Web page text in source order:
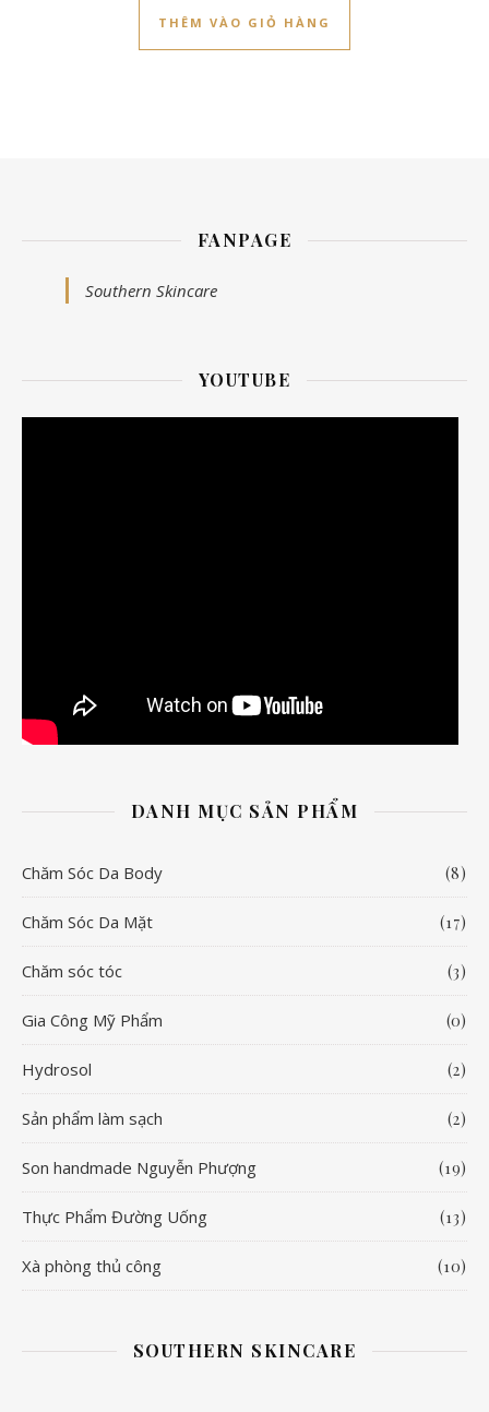
THÊM VÀO GIỎ HÀNG
FANPAGE
Southern Skincare
YOUTUBE
DANH MỤC SẢN PHẨM
Chăm Sóc Da Body (8)
Chăm Sóc Da Mặt (17)
Chăm sóc tóc (3)
Gia Công Mỹ Phẩm (0)
Hydrosol (2)
Sản phẩm làm sạch (2)
Son handmade Nguyễn Phượng (19)
Thực Phẩm Đường Uống (13)
Xà phòng thủ công (10)
SOUTHERN SKINCARE